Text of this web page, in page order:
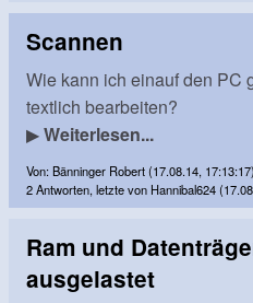
Scannen
Wie kann ich einauf den PC
textlich bearbeiten?
▶Weiterlesen...
Von: Bänninger Robert (17.08.14,
2 Antworten, letzte von Hannibal624
Ram und
ausgelastet